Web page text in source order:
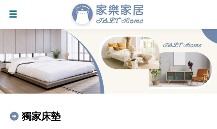
獨家床墊